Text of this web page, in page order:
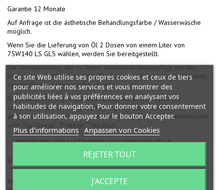
Garantie 12 Monate
Auf Anfrage ist die ästhetische Behandlungsfarbe / Wasserwäsche
möglich.
Wenn Sie die Lieferung von Öl 2 Dosen von einem Liter von
75W140 LS GL5 wählen, werden Sie bereitgestellt.
Die Versandkosten, die zu Ihrem Warenkorb hinzugefügt werden,
beinhalten die Rückgabe Ihres Zimmers, das durch unsere Werkstatt
repariert wird, an Ihre Lieferadresse.
Die erste Lieferung ist auf Ihre Kosten, wir bieten Ihnen die
untenstehende Mitteilung, um einen geeigneten Transportservice
auszuwählen, empfehlen wir die Verwendung eines Versanddienstes
vom Typ "Boxtal", "Packlink", "The Post" ...
BEWERTUNG DER AUSFÜHRUNG DES VERKEHRS TEILS
Bild vergrößern
Versorgung mit Öl
Ce site Web utilise ses propres cookies et ceux de tiers
pour améliorer nos services et vous montrer des
publicités liées à vos préférences en analysant vos
habitudes de navigation. Pour donner votre consentement
à son utilisation, appuyez sur le bouton Accepter.
Plus d'informations Anpassen von Cookies
REJETER TOUT
J'ACCEPTE